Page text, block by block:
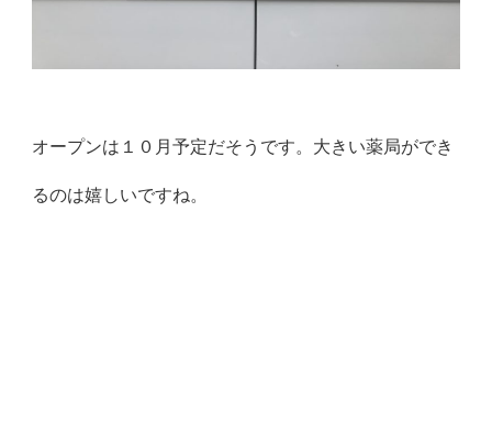
オープンは１０月予定だそうです。大きい薬局ができ
るのは嬉しいですね。